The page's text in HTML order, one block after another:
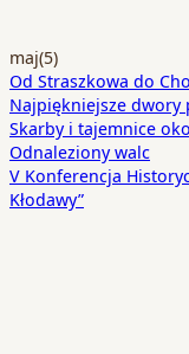
maj(5)
Od Straszkowa do
Najpiękniejsze dwory
Skarby i tajemnice
Odnaleziony walc
V Konferencja
Kłodawy”